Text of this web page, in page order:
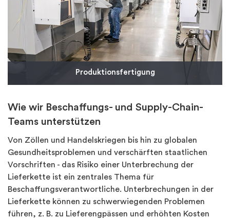
Mehr erfahren
Produktionsfertigung
von Projekten in die Produktion. Wir bieten Ihnen ein
komplettes Programmmanagement mit einem
Team, das unsere Kompetenzen mit der
Qualitätskontrolle Ihres Produktionsauftrages in
Einklang bringen kann.
Mehr erfahren
Wie wir Beschaffungs- und Supply-Chain-
Teams unterstützen
Von Zöllen und Handelskriegen bis hin zu globalen
Gesundheitsproblemen und verschärften staatlichen
Vorschriften - das Risiko einer Unterbrechung der
Lieferkette ist ein zentrales Thema für
Beschaffungsverantwortliche. Unterbrechungen in der
Lieferkette können zu schwerwiegenden Problemen
führen, z. B. zu Lieferengpässen und erhöhten Kosten